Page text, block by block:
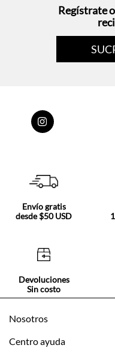
Regístrate
Envío gratis
desde $50 USD
Devoluciones
Sin costo
Nosotros
Acerca de Tennis
Centro ayuda